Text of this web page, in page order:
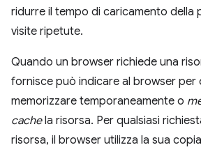
ridurre il tempo di caricamento della
visite ripetute.
Quando un browser richiede una
fornisce può indicare al browser
memorizzare temporaneamente o
cachela risorsa. Per qualsiasi
risorsa, il browser utilizza la sua